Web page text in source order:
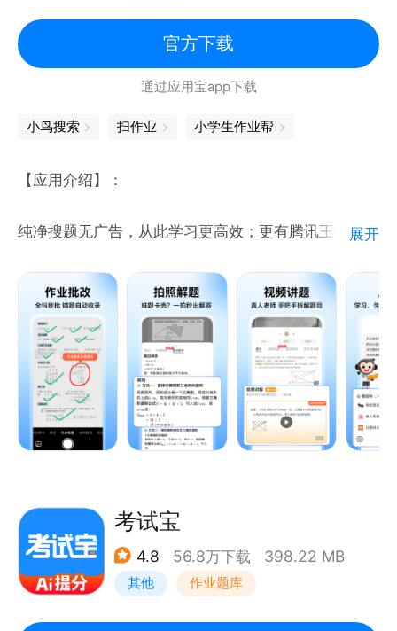
学生的疑问，动画课形式带动学习兴趣。AI私教随时答
疑， 打造【实时陪学+深度解惑】体系。
【中职培优-高效逆袭考入理想院校】
不足一年的中职生打造！数学覆盖小初中职全知识点、
英语涵盖 6 本中职教材，零基础也能学！
洋葱学园用“动画课拆解知识点+AI私教随时答疑深度
解析+游戏化学习机制”帮你提升成绩！
官方下载
通过应用宝app下载
小鸟搜索 扫作业 小学生作业帮
【应用介绍】：
纯净搜题无广告，从此学习更高效；更有腾讯王卡的免
全国中小学家长检查作业和辅导工具，海量题库，全面
覆盖小学、初中、高中，包括数学、语文、英语、物
理、化学、生物在内的主要学科。辅导作业遇到不会做
的题，轻松一拍，就能找到详细解析，更有老师视频讲
解，帮助孩子搞懂难题！
1、 拍照搜题：不会的题轻松一拍，免费秒出解析！
2、海量题库：全面覆盖小初高主要学科，你要搜的
题，我们都有！
3、老师视频讲题：老师真人讲解，哪道不会拍哪道，
展开
考试宝
4.8 56.8万下载 398.22 MB
其他 作业题库